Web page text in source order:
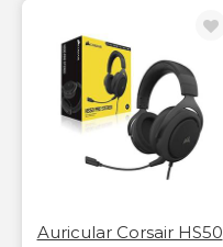
Auricular Corsair HS50